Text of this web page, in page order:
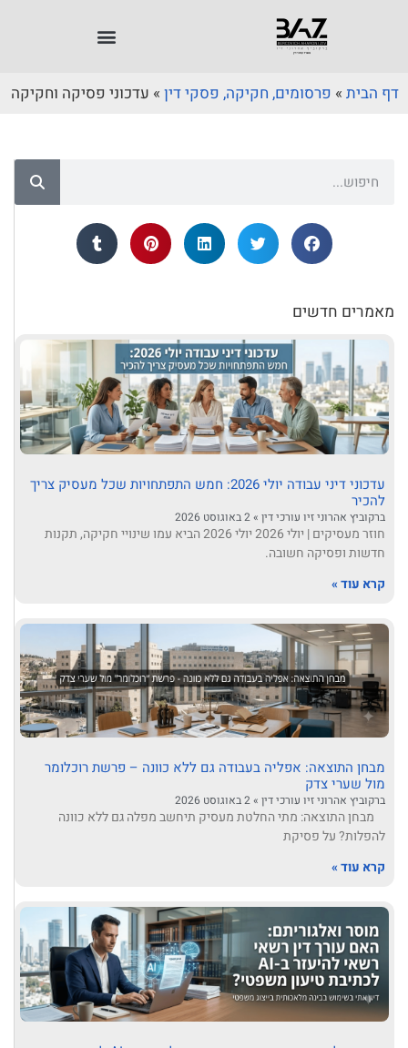
דף הבית » פרסומים, חקיקה, פסקי דין » עדכוני פסיקה וחקיקה
מאמרים חדשים
עדכוני דיני עבודה יולי 2026: חמש התפתחויות שכל מעסיק צריך
להכיר
ברקוביץ אהרוני זיו עורכי דין
חוזר מעסיקים | יולי 2026 יולי 2026 הביא עמו שינויי חקיקה, תקנות
חדשות ופסיקה חשובה.
קרא עוד »
מבחן התוצאה: אפליה בעבודה גם ללא כוונה – פרשת רוכלומר
מול שערי צדק
ברקוביץ אהרוני זיו עורכי דין
מבחן התוצאה: מתי החלטת מעסיק תיחשב מפלה גם ללא כוונה
להפלות? על פסיקת
קרא עוד »